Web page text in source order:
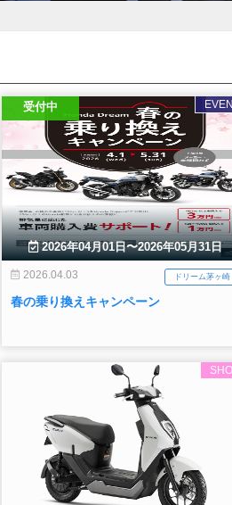
2026年04月01日〜2026年05月31日
受付中
ドリーム茅ヶ崎
2026.04.03
春の乗り換えキャンペーン